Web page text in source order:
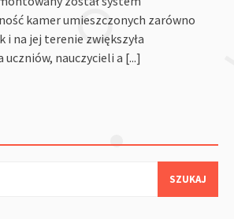
kamer umieszczonych zarówno
i na jej terenie zwiększyła
nauczycieli a [...]